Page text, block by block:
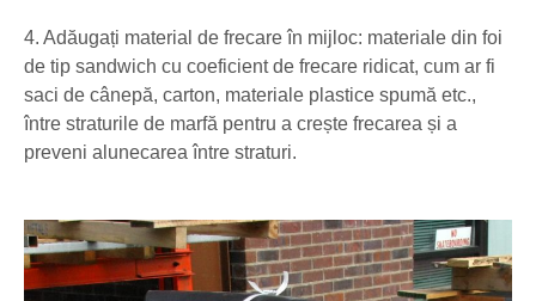
4. Adăugați material de frecare în mijloc: materiale din foi
de tip sandwich cu coeficient de frecare ridicat, cum ar fi
saci de cânepă, carton, materiale plastice spumă etc.,
între straturile de marfă pentru a crește frecarea și a
preveni alunecarea între straturi.